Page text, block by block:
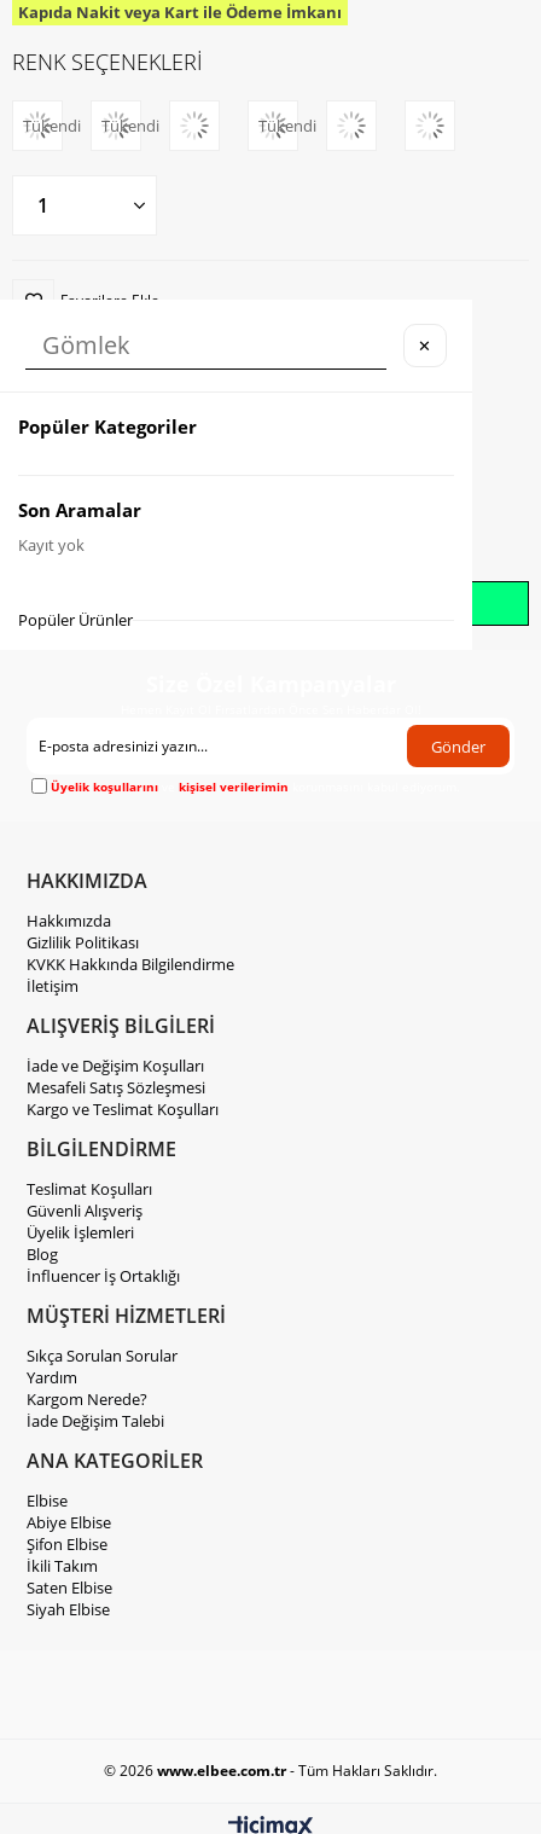
Kapıda Nakit veya Kart ile Ödeme İmkanı
RENK SEÇENEKLERİ
Tükendi Tükendi Tükendi
Favorilere Ekle
Karşılaştır
Gelince Haber Ver
Gönder
Üyelik koşullarını vekişisel verilerimin
HAKKIMIZDA
Hakkımızda
Gizlilik Politikası
KVKK Hakkında Bilgilendirme
İletişim
ALIŞVERİŞ BİLGİLERİ
İade ve Değişim Koşulları
Mesafeli Satış Sözleşmesi
Kargo ve Teslimat Koşulları
BİLGİLENDİRME
Teslimat Koşulları
Güvenli Alışveriş
Üyelik İşlemleri
Blog
İnfluencer İş Ortaklığı
MÜŞTERİ HİZMETLERİ
Sıkça Sorulan Sorular
Yardım
Kargom Nerede?
İade Değişim Talebi
ANA KATEGORİLER
Elbise
Abiye Elbise
Şifon Elbise
İkili Takım
Saten Elbise
Siyah Elbise
© 2026www.elbee.com.tr- Tüm Hakları Saklıdır.
✕
Popüler Kategoriler
Son Aramalar
Kayıt yok
Popüler Ürünler